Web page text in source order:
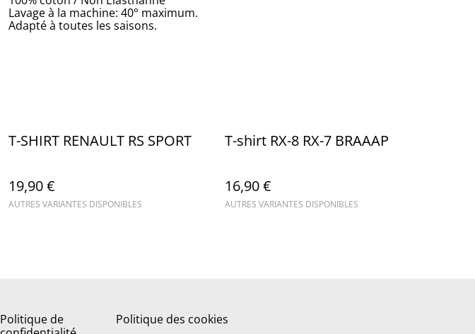
Lavage à la machine: 40° maximum.
Adapté à toutes les saisons.
T-SHIRT RENAULT RS SPORT
19,90 €
AUTRES VARIANTES DISPONIBLES
T-shirt RX-8 RX-7 BRAAAP
16,90 €
AUTRES VARIANTES DISPONIBLES
Politique de
Politique des cookies